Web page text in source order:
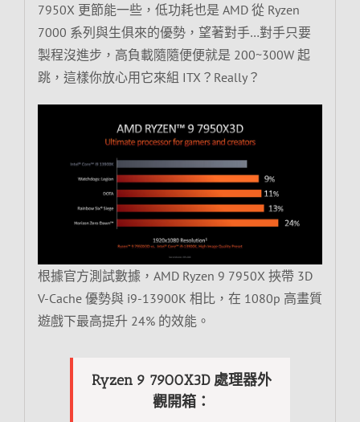
7950X 更節能一些，低功耗也是 AMD 從 Ryzen
7000 系列與生俱來的優勢，望著對手…對手只要
製程沒進步，高負載隨隨便便就是 200~300W 起
跳，這樣你放心用它來組 ITX？Really？
根據官方測試數據，AMD Ryzen 9 7950X 挾帶 3D
V-Cache 優勢與 i9-13900K 相比，在 1080p 高畫質
遊戲下最高提升 24% 的效能。
Ryzen 9 7900X3D 處理器外
觀開箱：